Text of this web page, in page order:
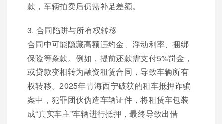
款，车辆拍卖后仍需补足差额。
3. 合同陷阱与所有权转移
合同中可能隐藏高额违约金、浮动利率、捆绑
保险等条款。例如，提前还款需支付5%罚金，
或贷款变相转为融资租赁合同，导致车辆所有
权转移。2025年青海西宁破获的租车抵押诈骗
案中，犯罪团伙伪造车辆证件，将租赁车包装
成“真实车主”车辆进行抵押，最终导致出借